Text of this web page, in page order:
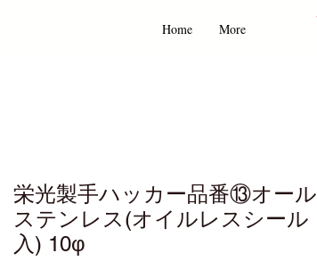
Home More
栄光製手ハッカー品番⑬オール
ステンレス(オイルレスシール
入) 10φ